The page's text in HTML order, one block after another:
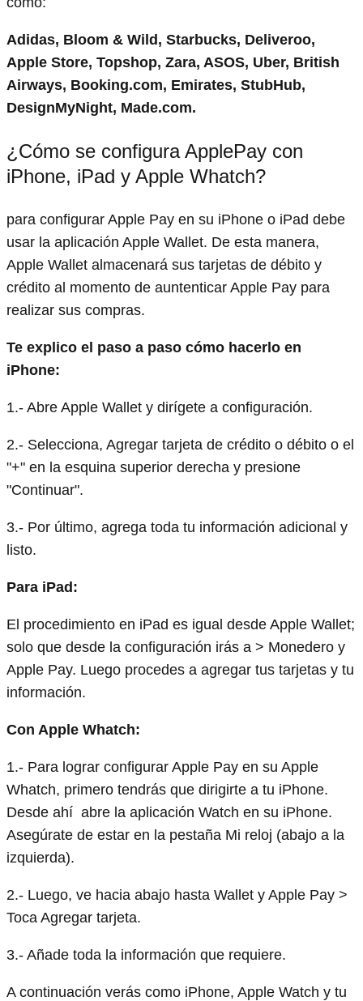
Adidas, Bloom & Wild, Starbucks, Deliveroo,
Apple Store, Topshop, Zara, ASOS, Uber, British
Airways, Booking.com, Emirates, StubHub,
DesignMyNight, Made.com.
¿Cómo se configura ApplePay con
iPhone, iPad y Apple Whatch?
para configurar Apple Pay en su iPhone o iPad debe
usar la aplicación Apple Wallet. De esta manera,
Apple Wallet almacenará sus tarjetas de débito y
crédito al momento de auntenticar Apple Pay para
realizar sus compras.
Te explico el paso a paso cómo hacerlo en
iPhone:
1.- Abre Apple Wallet y dirígete a configuración.
2.- Selecciona, Agregar tarjeta de crédito o débito o el
"+" en la esquina superior derecha y presione
"Continuar".
3.- Por último, agrega toda tu información adicional y
listo.
Para iPad:
El procedimiento en iPad es igual desde Apple Wallet;
solo que desde la configuración irás a > Monedero y
Apple Pay. Luego procedes a agregar tus tarjetas y tu
información.
Con Apple Whatch:
1.- Para lograr configurar Apple Pay en su Apple
Whatch, primero tendrás que dirigirte a tu iPhone.
Desde ahí abre la aplicación Watch en su iPhone.
Asegúrate de estar en la pestaña Mi reloj (abajo a la
izquierda).
2.- Luego, ve hacia abajo hasta Wallet y Apple Pay >
Toca Agregar tarjeta.
3.- Añade toda la información que requiere.
A continuación verás como iPhone, Apple Watch y tu